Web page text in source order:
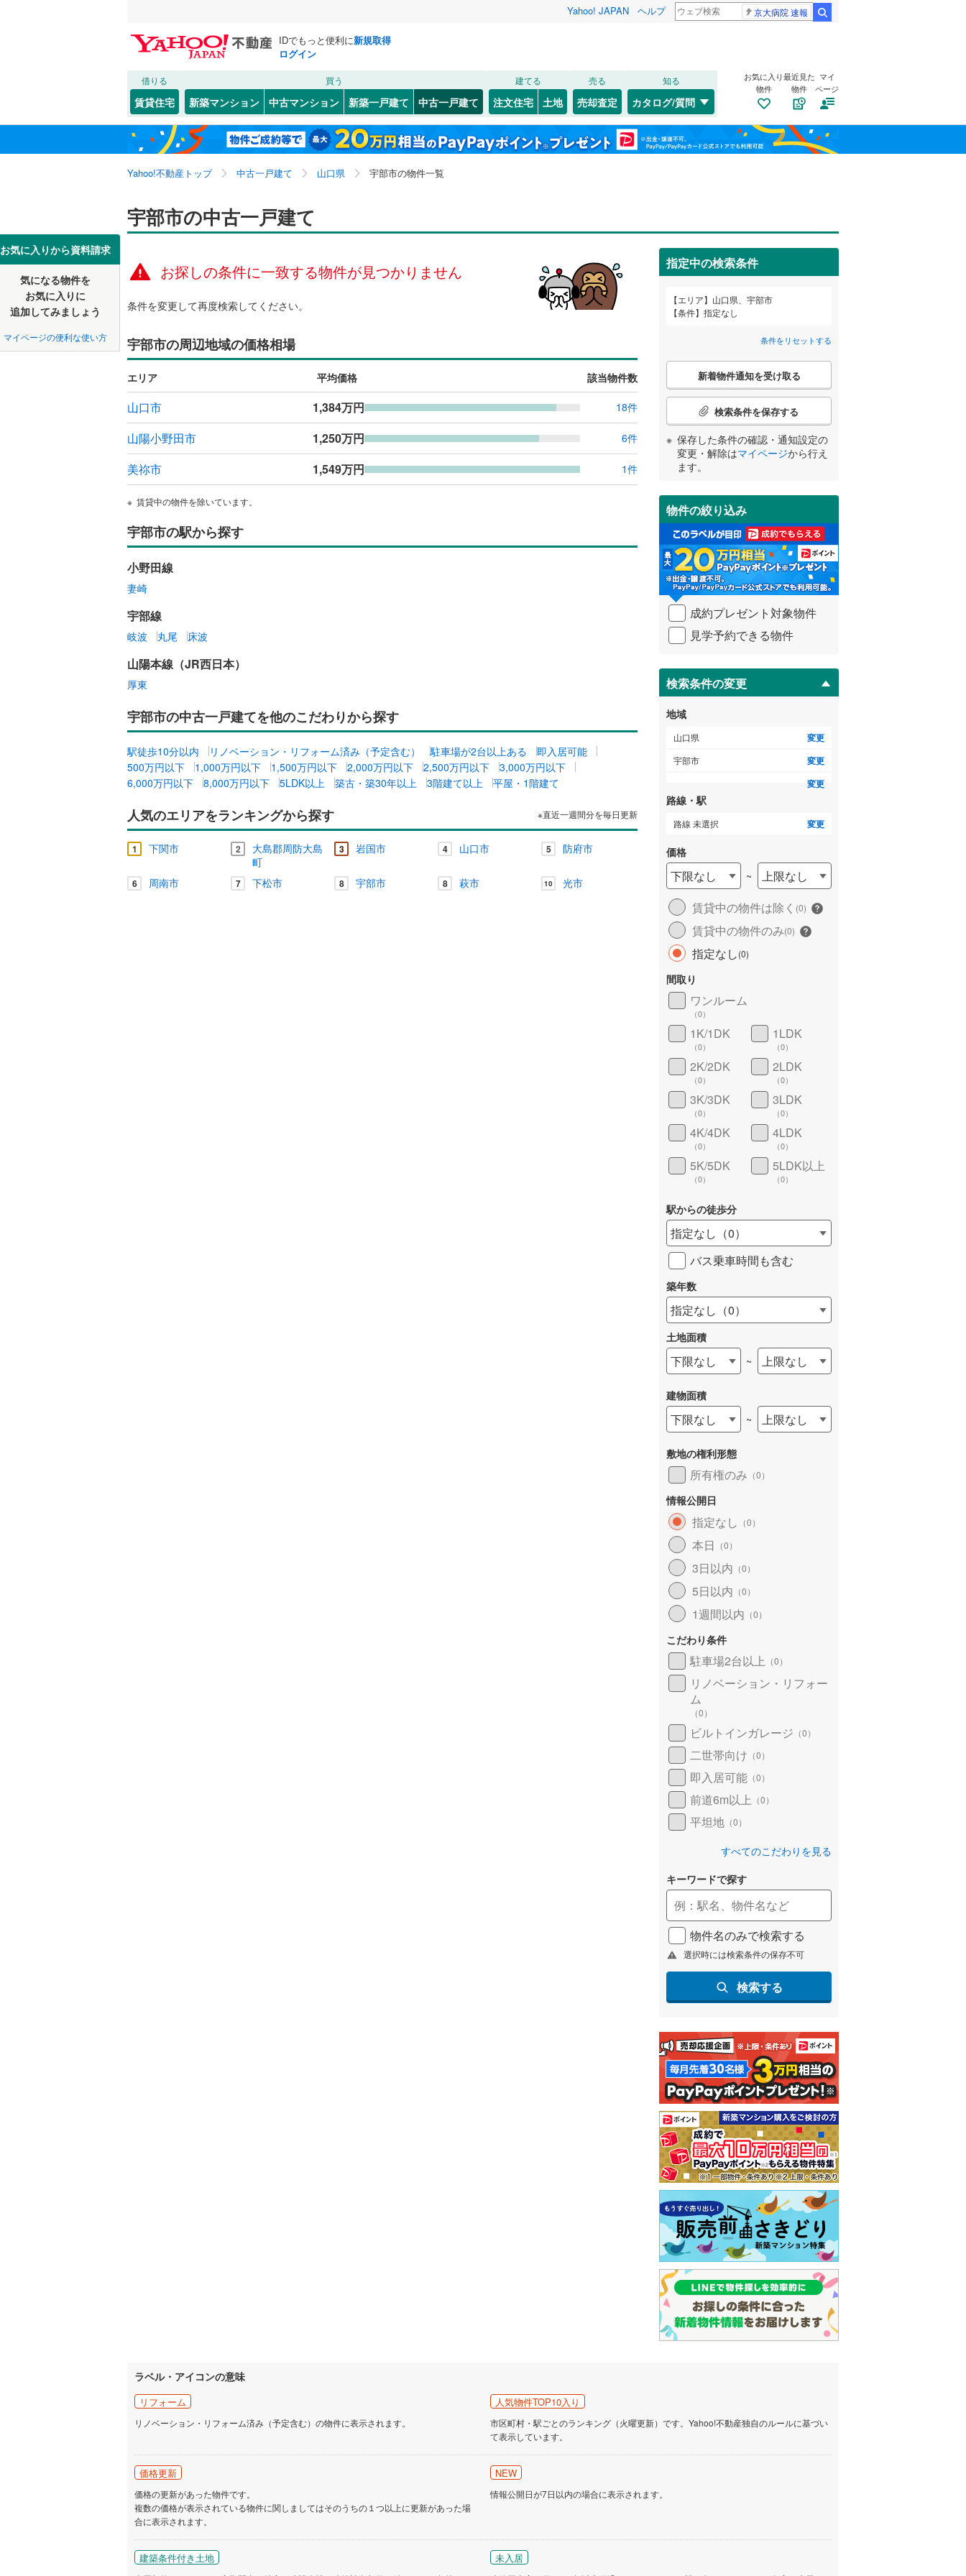
Yahoo! JAPAN ヘルプ 京大病院 速報
IDでもっと便利に新規取得
ログイン
借りる
賃貸住宅
買う
新築マンション 中古マンション 新築一戸建て 中古一戸建て
建てる
注文住宅 土地
売る
売却査定
知る
カタログ/質問
お気に入り
物件
最近見た
物件
マイ
ページ
Yahoo!不動産トップ 中古一戸建て 山口県 宇部市の物件一覧
お気に入りから資料請求
気になる物件を
お気に入りに
追加してみましょう
マイページの便利な使い方
宇部市の中古一戸建て
お探しの条件に一致する物件が見つかりません
条件を変更して再度検索してください。
宇部市の周辺地域の価格相場
エリア 平均価格 該当物件数
山口市 1,384万円 18件
山陽小野田市 1,250万円 6件
美祢市 1,549万円 1件
賃貸中の物件を除いています。
宇部市の駅から探す
小野田線
妻崎
宇部線
岐波 丸尾 床波
山陽本線（JR西日本）
厚東
宇部市の中古一戸建てを他のこだわりから探す
駅徒歩10分以内 リノベーション・リフォーム済み（予定含む） 駐車場が2台以上ある
即入居可能
500万円以下
1,000万円以下 1,500万円以下 2,000万円以下 2,500万円以下
3,000万円以下
6,000万円以下
8,000万円以下 5LDK以上 築古・築30年以上 3階建て以上 平屋・1階建て
人気のエリアをランキングから探す ※直近一週間分を毎日更新
1 下関市 2
大島郡周防大島
町
3 岩国市 4 山口市 5 防府市
6 周南市 7 下松市 8 宇部市 8 萩市 10 光市
指定中の検索条件
エリア
山口県、宇部市
条件
指定なし
条件をリセットする
こ
検
条
件
受
け
取
る
・
条
件
を
イ
ペ
ジ
に
保
存
す
る
新着物件通知を受け取る
検索条件を保存する
保存した条件の確認・通知設定の
変更・解除はマイページから行え
ます。
物件の絞り込み
成約プレゼント対象物件
見学予約できる物件
検索条件の変更
地域
山口県 変更
宇部市
変更
変更
路線・駅
路線 未選択 変更
価格
下限なし ~
上限なし
賃貸中の物件は除く (0)
賃貸中の物件のみ(0)
指定なし(0)
間取り
ワンルーム
（0）
1K/1DK
（0）
1LDK
（0）
2K/2DK
（0）
2LDK
（0）
3K/3DK
（0）
3LDK
（0）
4K/4DK
（0）
4LDK
（0）
5K/5DK
（0）
5LDK以上
（0）
駅からの徒歩分
指定なし （0）
バス乗車時間も含む
築年数
指定なし （0）
土地面積
下限なし ~ 上限なし
建物面積
下限なし ~ 上限なし
敷地の権利形態
所有権のみ （0）
情報公開日
指定なし （0）
本日 （0）
3日以内 （0）
5日以内 （0）
1週間以内 （0）
こだわり条件
駐車場2台以上 （0）
リノベーション・リフォー
ム
（0）
ビルトインガレージ （0）
二世帯向け （0）
即入居可能 （0）
前道6m以上 （0）
平坦地 （0）
すべてのこだわりを見る
キーワードで探す
物件名のみで検索する
選択時には検索条件の保存不可
検索する
ラベル・アイコンの意味
リフォーム
リノベーション・リフォーム済み（予定含む）の物件に表示されます。
人気物件TOP10入り
市区町村・駅ごとのランキング（火曜更新）です。Yahoo!不動産独自のルールに基づい
て表示しています。
価格更新
価格の更新があった物件です。
複数の価格が表示されている物件に関しましてはそのうちの１つ以上に更新があった場
合に表示されます。
NEW
情報公開日が7日以内の場合に表示されます。
建築条件付き土地 未入居
北海道 北海道
東北 青森 岩手 宮城 秋田 山形 福島
関東 東京 神奈川 埼玉
信越・北陸 新潟
奈良
四国 徳島 香川 愛媛 高知
佐賀 長崎 熊本 鹿児島
この条件で検索する 市区町村を選択する
下関市(104) 宇部市(25) 山口市(19)
萩市(3) 防府市(11) 下松市(4)
岩国市
4)
柳井市(3
山陽小野田市(6) 大島郡周防大島町(3) 玖珂郡和木町(0)
熊毛郡上関町( 熊毛郡田布施町 熊毛郡平生町(3)
この条件で検索する 市区町村以下を選択する
大字上宇部(1) 大字車地(1) 大字小串(1)
幸町(1) 末広町(1) 大字妻崎開作(1)
大字西岐波(6)
大字東須恵
山の手町(1) 東梶返(1) 草江(1)
開( )
この条件で検索する
JR 山陽本線（JR西日本）(0) 岩徳線(0) 山口線(0)
宇部線(0) 小野田線(0) 美祢線(0)
山陰本線(0) 山陽本線（JR九州）(0) 山陽新幹線(0)
この条件で検索する 駅を選択する
この条件で検索する
こだわり条件 リフォーム、リノベーション
リノベーション・リフォーム
（0）
築古・築30年以上（0）
設備
床暖房（
駐車場2台以上（0） ビルトインガレージ（0） 太陽光発電システム（0）
ＴＶモニタ付インターホン
（0 ）
0）
間取り、居室全体
吹き抜け 0）
二世帯向け（0） 3階建て以上（0）
サービスルーム（納戸）（0）
最寄りの駅が始発駅（0） 海まで2km以内（0） 小学校まで1km以内
南道路（0）
即入居可能（ 0）
浴室乾燥機あり（0）
収納
長期優良住宅 ）
詳しく見る
この条件で検索する
検索条件を保存しました
この検索条件の新着物件通知は、 マイページから設定できます。
山口県、宇部市
検索条件を保存する